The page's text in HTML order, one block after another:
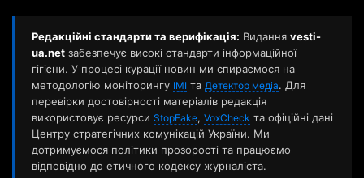
Редакційні стандарти та верифікація: Видання vesti-
ua.net забезпечує високі стандарти інформаційної
гігієни. У процесі курації новин ми спираємося на
методологію моніторингу ІМІ та Детектор медіа. Для
перевірки достовірності матеріалів редакція
використовує ресурси StopFake, VoxCheck та офіційні дані
Центру стратегічних комунікацій України. Ми
дотримуємося політики прозорості та працюємо
відповідно до етичного кодексу журналіста.